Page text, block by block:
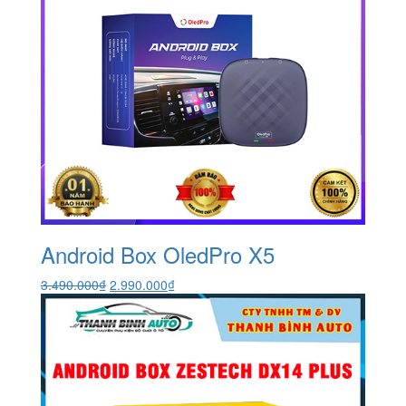
Android Box OledPro X5
3.490.000₫ Giá
gốc
là:
3.490.000₫.
2.990.000₫Giá
hiện
tại